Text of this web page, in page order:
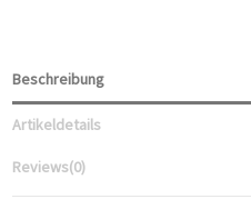
Beschreibung
Artikeldetails
Reviews(0)